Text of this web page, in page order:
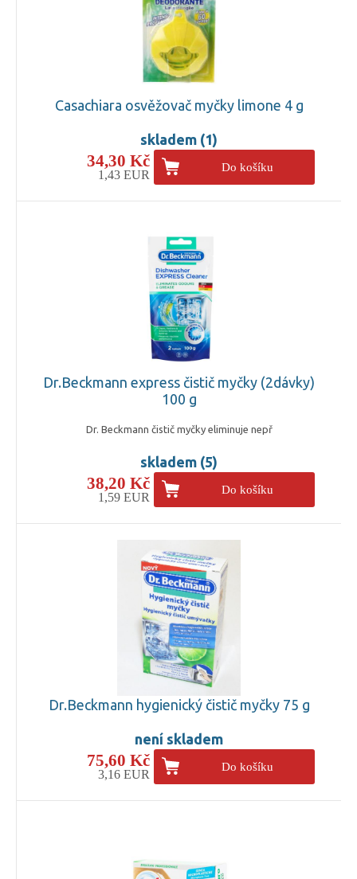
Casachiara osvěžovač myčky limone 4 g
skladem (1)
34,30 Kč
1,43 EUR
Do košíku
Dr.Beckmann express čistič myčky (2dávky)
100 g
Dr. Beckmann čistič myčky eliminuje nepř
skladem (5)
38,20 Kč
1,59 EUR
Do košíku
Dr.Beckmann hygienický čistič myčky 75 g
není skladem
75,60 Kč
3,16 EUR
Do košíku